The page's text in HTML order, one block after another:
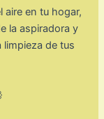
aire en tu hogar,
la aspiradora y
de tus